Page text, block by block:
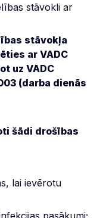
stāvokli ar
stāvokļa
ar VADC
uz VADC
(darba dienās
šādi drošības
lai ievērotu
pasākumi;